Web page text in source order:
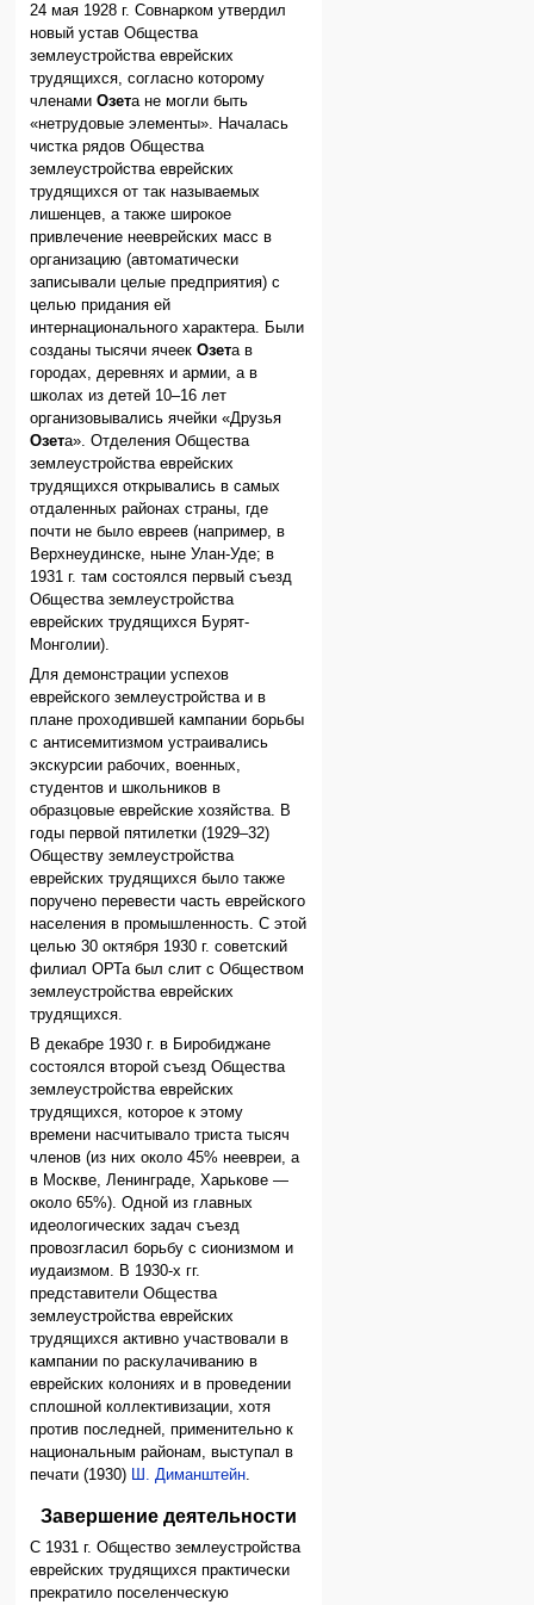
24 мая 1928 г. Совнарком утвердил
новый устав Общества
землеустройства еврейских
трудящихся, согласно которому
членамиОзета не могли быть
«нетрудовые элементы». Началась
чистка рядов Общества
землеустройства еврейских
трудящихся от так называемых
лишенцев, а также широкое
привлечение нееврейских масс в
организацию (автоматически
записывали целые предприятия) с
целью придания ей
интернационального характера. Были
созданы тысячи ячеекОзета в
городах, деревнях и армии, а в
школах из детей 10–16 лет
организовывались ячейки «Друзья
Озета». Отделения Общества
землеустройства еврейских
трудящихся открывались в самых
отдаленных районах страны, где
почти не было евреев (например, в
Верхнеудинске, ныне Улан-Уде; в
1931 г. там состоялся первый съезд
Общества землеустройства
еврейских трудящихся Бурят-
Монголии).
Для демонстрации успехов
еврейского землеустройства и в
плане проходившей кампании борьбы
с антисемитизмом устраивались
экскурсии рабочих, военных,
студентов и школьников в
образцовые еврейские хозяйства. В
годы первой пятилетки (1929–32)
Обществу землеустройства
еврейских трудящихся было также
поручено перевести часть еврейского
населения в промышленность. С этой
целью 30 октября 1930 г. советский
филиал ОРТа был слит с Обществом
землеустройства еврейских
трудящихся.
В декабре 1930 г. в Биробиджане
состоялся второй съезд Общества
землеустройства еврейских
трудящихся, которое к этому
времени насчитывало триста тысяч
членов (из них около 45% неевреи, а
в Москве, Ленинграде, Харькове —
около 65%). Одной из главных
идеологических задач съезд
провозгласил борьбу с сионизмом и
иудаизмом. В 1930-х гг.
представители Общества
землеустройства еврейских
трудящихся активно участвовали в
кампании по раскулачиванию в
еврейских колониях и в проведении
сплошной коллективизации, хотя
против последней, применительно к
национальным районам, выступал в
печати (1930) Ш. Диманштейн.
Завершение деятельности
С 1931 г. Общество землеустройства
еврейских трудящихся практически
прекратило поселенческую